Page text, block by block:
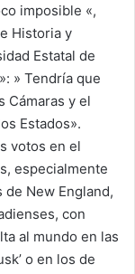
imposible «,
Historia y
Estatal de
» Tendría que
Cámaras y el
Estados».
votos en el
especialmente
de New England,
con
al mundo en las
o en los de